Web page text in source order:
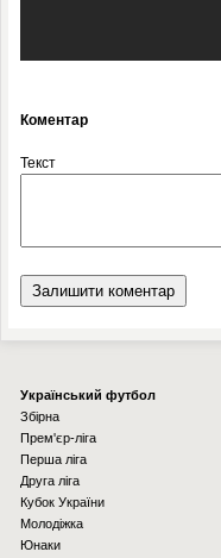
Коментар
Текст
Українcький футбол
Збірна
Прем'єр-ліга
Перша ліга
Друга ліга
Кубок України
Молодіжка
Юнаки